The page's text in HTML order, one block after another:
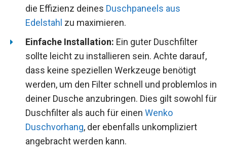
die Effizienz deines Duschpaneels aus
Edelstahl zu maximieren.
Einfache Installation: Ein guter Duschfilter
sollte leicht zu installieren sein. Achte darauf,
dass keine speziellen Werkzeuge benötigt
werden, um den Filter schnell und problemlos in
deiner Dusche anzubringen. Dies gilt sowohl für
Duschfilter als auch für einen Wenko
Duschvorhang, der ebenfalls unkompliziert
angebracht werden kann.